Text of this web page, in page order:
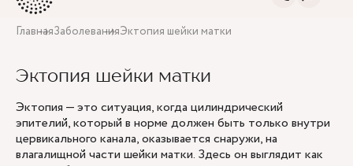
ГлавнаяЗаболеванияЭктопия шейки матки
Эктопия шейки матки
Эктопия — это ситуация, когда цилиндрический
эпителий, который в норме должен быть только внутри
цервикального канала, оказывается снаружи, на
влагалищной части шейки матки. Здесь он выглядит как